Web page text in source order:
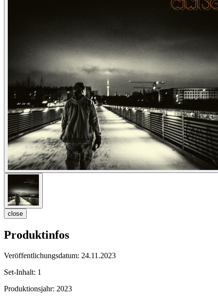
close
Produktinfos
Veröffentlichungsdatum: 24.11.2023
Set-Inhalt: 1
Produktionsjahr: 2023